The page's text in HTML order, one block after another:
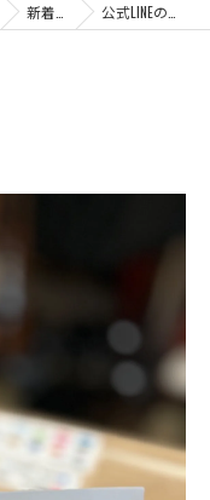
新着情報 公式LINEのお知らせ